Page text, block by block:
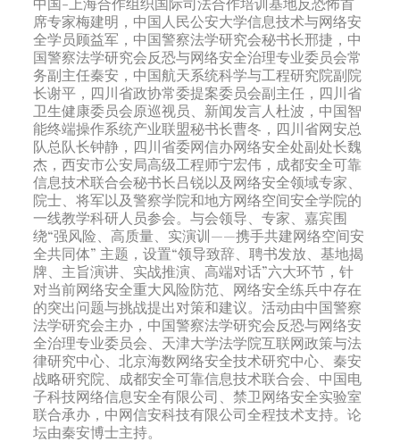
席专家梅建明，中国人民公安大学信息技术与网络安
全学员顾益军，中国警察法学研究会秘书长邢捷，中
国警察法学研究会反恐与网络安全治理专业委员会常
务副主任秦安，中国航天系统科学与工程研究院副院
长谢平，四川省政协常委提案委员会副主任，四川省
卫生健康委员会原巡视员、新闻发言人杜波，中国智
能终端操作系统产业联盟秘书长曹冬，四川省网安总
队总队长钟静，四川省委网信办网络安全处副处长魏
杰，西安市公安局高级工程师宁宏伟，成都安全可靠
信息技术联合会秘书长吕锐以及网络安全领域专家、
院士、将军以及警察学院和地方网络空间安全学院的
一线教学科研人员参会。与会领导、专家、嘉宾围
绕“强风险、高质量、实演训——携手共建网络空间安
全共同体” 主题，设置“领导致辞、聘书发放、基地揭
牌、主旨演讲、实战推演、高端对话”六大环节，针
对当前网络安全重大风险防范、网络安全练兵中存在
的突出问题与挑战提出对策和建议。活动由中国警察
法学研究会主办，中国警察法学研究会反恐与网络安
全治理专业委员会、天津大学法学院互联网政策与法
律研究中心、北京海数网络安全技术研究中心、秦安
战略研究院、成都安全可靠信息技术联合会、中国电
子科技网络信息安全有限公司、禁卫网络安全实验室
联合承办，中网信安科技有限公司全程技术支持。论
坛由秦安博士主持。